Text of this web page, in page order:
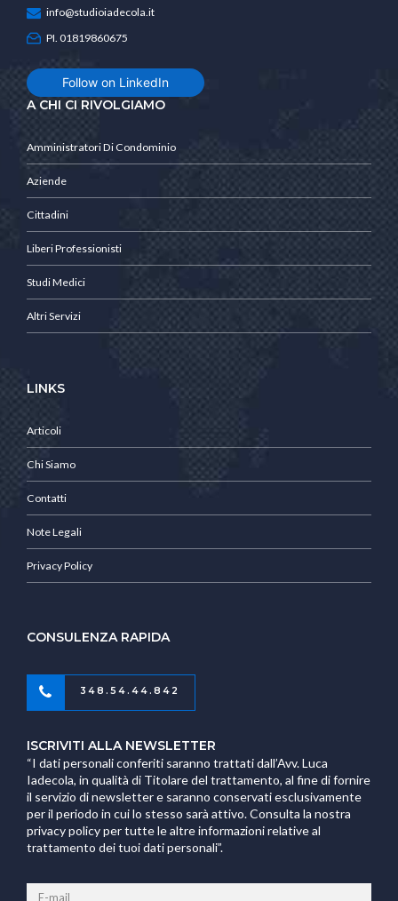
info@studioiadecola.it
PI. 01819860675
Follow on LinkedIn
A CHI CI RIVOLGIAMO
Amministratori Di Condominio
Aziende
Cittadini
Liberi Professionisti
Studi Medici
Altri Servizi
LINKS
Articoli
Chi Siamo
Contatti
Note Legali
Privacy Policy
CONSULENZA RAPIDA
348.54.44.842
ISCRIVITI ALLA NEWSLETTER
“I dati personali conferiti saranno trattati dall’Avv. Luca
Iadecola, in qualità di Titolare del trattamento, al fine di fornire
il servizio di newsletter e saranno conservati esclusivamente
per il periodo in cui lo stesso sarà attivo. Consulta la nostra
privacy policy per tutte le altre informazioni relative al
trattamento dei tuoi dati personali”.